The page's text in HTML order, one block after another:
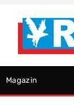
Magazin